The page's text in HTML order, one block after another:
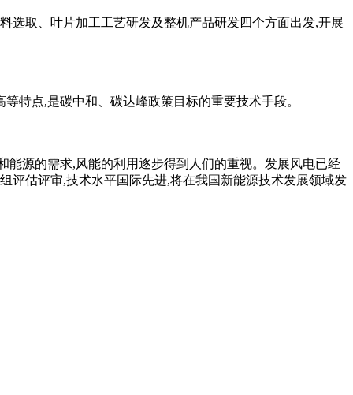
选取、叶片加工工艺研发及整机产品研发四个方面出发,开展
特点,是碳中和、碳达峰政策目标的重要技术手段。
能源的需求,风能的利用逐步得到人们的重视。发展风电已经
评估评审,技术水平国际先进,将在我国新能源技术发展领域发